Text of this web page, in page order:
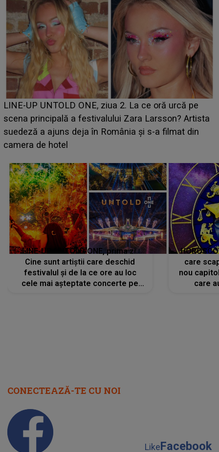
Ce a dezvăluit noua concurentă din "Casa Iubirii" l-a
luat prin surprindere pe Emanuel. CINE ESTE
BĂIATUL VIZAT de Alexandra?! Aflându-se în fața
faptului împlinit, A RECUNOSCUT IMEDIAT: "Am
LINE-UP UNTOLD ONE, prima zi.
Cine sunt artiștii care deschid
festivalul și de la ce ore au loc
cele mai așteptate concerte pe
care
nou
care
CONECTEAZĂ-TE CU NOI
LikeFacebook